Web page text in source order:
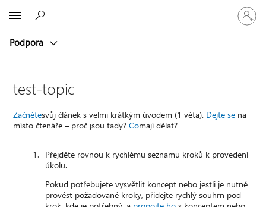
Podpora
Přihlaste
se
ke
účtu
test-topic
Začnětesvůj článek s velmi krátkým úvodem (1 věta). Dejte se na
místo čtenáře – proč jsou tady?Comají dělat?
Přejděte rovnou k rychlému seznamu kroků k provedení
úkolu.
Pokud potřebujete vysvětlit koncept nebo jestli je nutné
provést požadované kroky, přidejte rychlý souhrn pod